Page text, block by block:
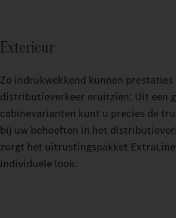
Exterieur
Zo indrukwekkend kunnen prestaties
distributieverkeer eruitzien: Uit een
cabinevarianten kunt u precies de
bij uw behoeften in het
zorgt het uitrustingspakket
individuele look.